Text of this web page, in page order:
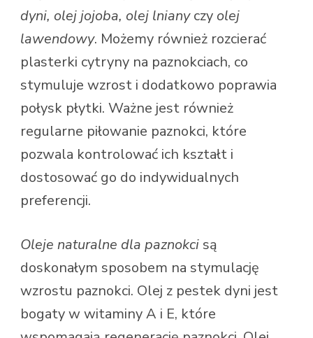
dyni, olej jojoba, olej lnianyczy olej
lawendowy. Możemy również rozcierać
plasterki cytryny na paznokciach, co
stymuluje wzrost i dodatkowo poprawia
połysk płytki. Ważne jest również
regularne piłowanie paznokci, które
pozwala kontrolować ich kształt i
dostosować go do indywidualnych
preferencji.
Oleje naturalne dla paznokcisą
doskonałym sposobem na stymulację
wzrostu paznokci. Olej z pestek dyni jest
bogaty w witaminy A i E, które